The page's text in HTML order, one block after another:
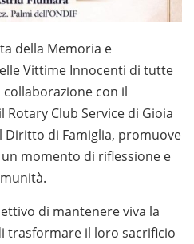
della Memoria e
Vittime Innocenti di tutte
collaborazione con il
Club Service di Gioia
Diritto di Famiglia, promuove
momento di riflessione e
di mantenere viva la
trasformare il loro sacrificio